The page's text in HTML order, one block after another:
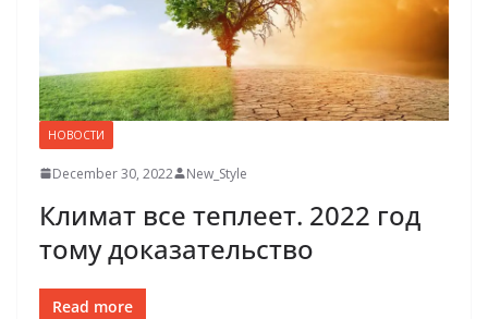
НОВОСТИ
December 30, 2022 New_Style
Климат все теплеет. 2022 год
тому доказательство
Read more